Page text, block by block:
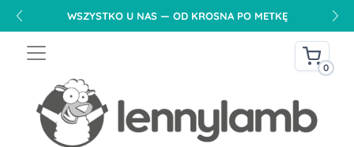
WSZYSTKO U NAS — OD KROSNA PO METKĘ
0